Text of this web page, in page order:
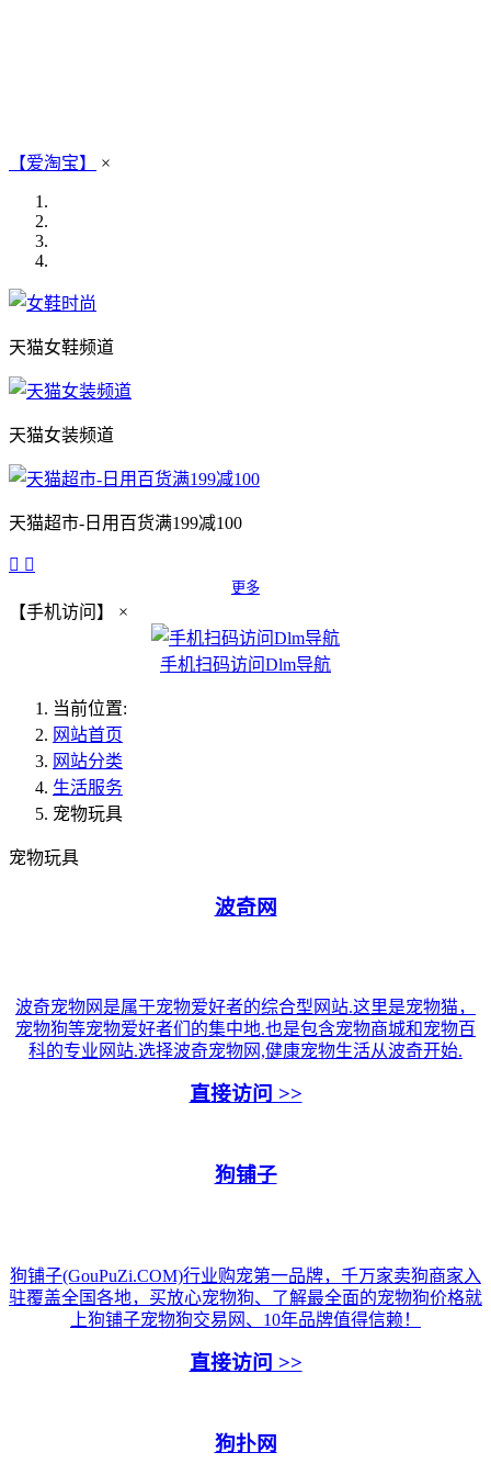
【爱淘宝】 ×
天猫女鞋频道
天猫女装频道
天猫超市-日用百货满199减100
 
更多
【手机访问】 ×
手机扫码访问Dlm导航
当前位置:
网站首页
网站分类
生活服务
宠物玩具
宠物玩具
波奇网
波奇宠物网是属于宠物爱好者的综合型网站.这里是宠物猫，
宠物狗等宠物爱好者们的集中地.也是包含宠物商城和宠物百
科的专业网站.选择波奇宠物网,健康宠物生活从波奇开始.
直接访问 >>
狗铺子
狗铺子(GouPuZi.COM)行业购宠第一品牌，千万家卖狗商家入
驻覆盖全国各地，买放心宠物狗、了解最全面的宠物狗价格就
上狗铺子宠物狗交易网、10年品牌值得信赖！
直接访问 >>
狗扑网